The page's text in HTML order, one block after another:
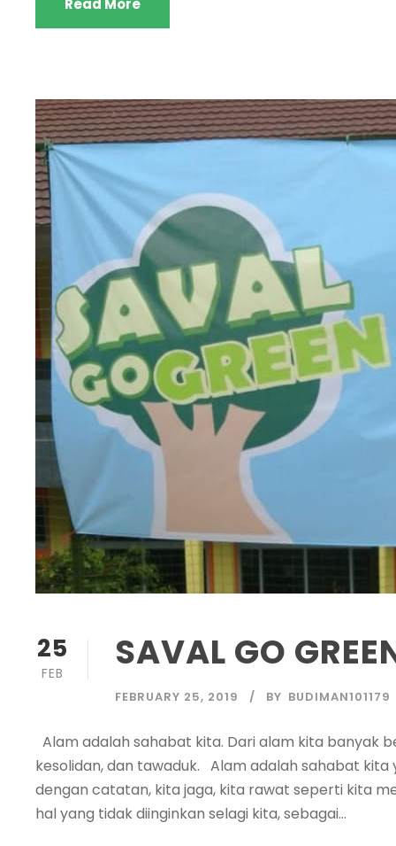
Read More
25
FEB SAVAL GO
FEBRUARY 25, 2019 BY BUDIMAN101179
Alam adalah sahabat kita. Dari alam kita banyak
kesolidan, dan tawaduk. Alam adalah sahabat
dengan catatan, kita jaga, kita rawat seperti kita
hal yang tidak diinginkan selagi kita, sebagai...